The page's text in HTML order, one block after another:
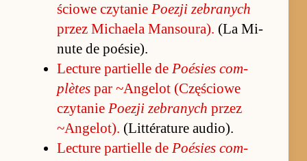
ściowe czytanie Po­ezji ze­branych
przez Mi­chaela Man­so­ura). (La Mi­
nute de po­ésie).
Lec­ture par­tielle de Po­ésies com­
plètespar ~An­gelot (Czę­ściowe
czytanie Po­ezji ze­branych przez
~An­gelot). (Lit­térature au­dio).
Lec­ture par­tielle de Po­ésies com­